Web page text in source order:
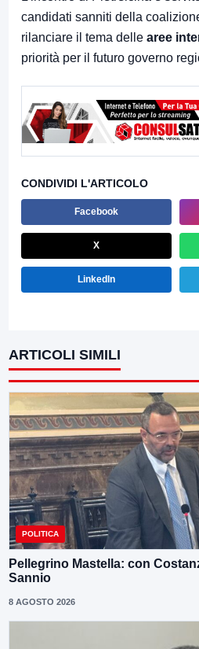
candidati sanniti della
rilanciare il tema delle aree
priorità per il futuro governo
CONDIVIDI L'ARTICOLO
Facebook
X
LinkedIn
ARTICOLI SIMILI
POLITICA
Pellegrino Mastella: con
Sannio
8 AGOSTO 2026